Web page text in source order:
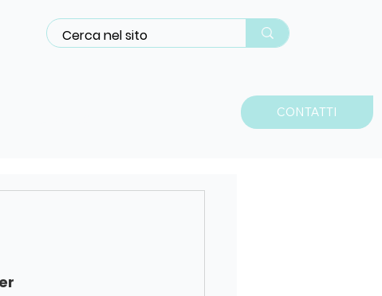
CONTATTI